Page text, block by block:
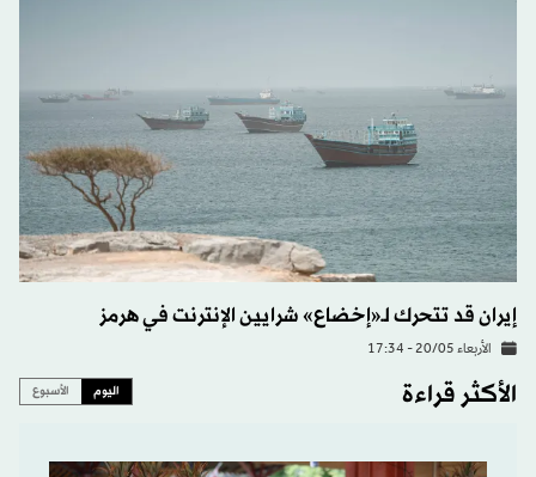
إيران قد تتحرك لـ«إخضاع» شرايين الإنترنت في هرمز
الأربعاء 20/05 - 17:34
الأكثر قراءة اليوم الأسبوع